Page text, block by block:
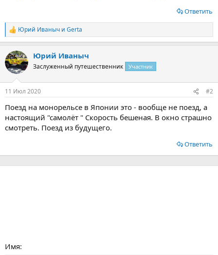
Ответить
Р
е
к
ц
и
Юрий Иваныч и Gerta
Юрий Иваныч
Заслуженный путешественник Участник
11 Июл 2020 #2
Поезд на монорельсе в Японии это - вообще не поезд, а
настоящий "самолёт " Скорость бешеная. В окно страшно
смотреть. Поезд из будущего.
Ответить
Имя